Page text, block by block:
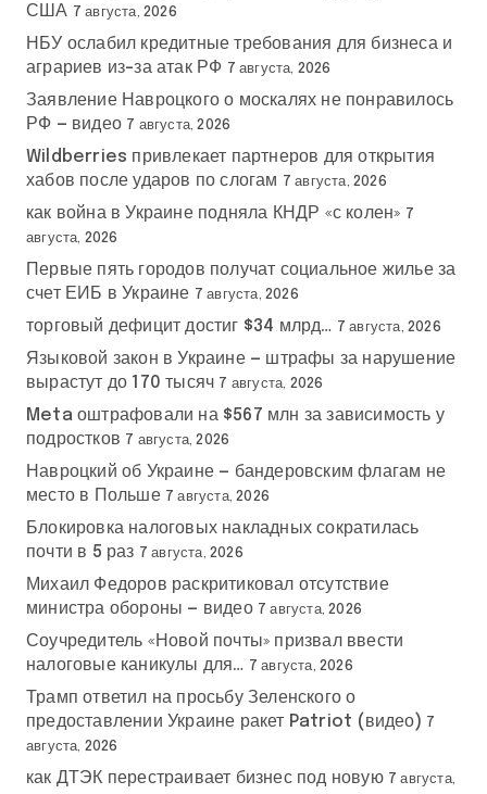
США 7 августа, 2026
НБУ ослабил кредитные требования для бизнеса и
аграриев из-за атак РФ 7 августа, 2026
Заявление Навроцкого о москалях не понравилось
РФ — видео 7 августа, 2026
Wildberries привлекает партнеров для открытия
хабов после ударов по слогам 7 августа, 2026
как война в Украине подняла КНДР «с колен» 7
августа, 2026
Первые пять городов получат социальное жилье за
счет ЕИБ в Украине 7 августа, 2026
торговый дефицит достиг $34 млрд… 7 августа, 2026
Языковой закон в Украине — штрафы за нарушение
вырастут до 170 тысяч 7 августа, 2026
Meta оштрафовали на $567 млн за зависимость у
подростков 7 августа, 2026
Навроцкий об Украине — бандеровским флагам не
место в Польше 7 августа, 2026
Блокировка налоговых накладных сократилась
почти в 5 раз 7 августа, 2026
Михаил Федоров раскритиковал отсутствие
министра обороны — видео 7 августа, 2026
Соучредитель «Новой почты» призвал ввести
налоговые каникулы для… 7 августа, 2026
Трамп ответил на просьбу Зеленского о
предоставлении Украине ракет Patriot (видео) 7
августа, 2026
как ДТЭК перестраивает бизнес под новую 7 августа,